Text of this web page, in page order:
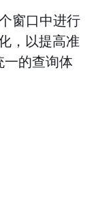
窗口中进行
，以提高准
的查询体